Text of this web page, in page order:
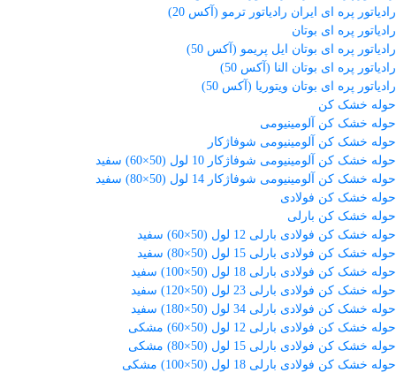
رادیاتور پره ای ایران رادیاتور ترمو (آکس 20)
رادیاتور پره ای بوتان
رادیاتور پره ای بوتان ایل پریمو (آکس 50)
رادیاتور پره ای بوتان النا (آکس 50)
رادیاتور پره ای بوتان ویتوریا (آکس 50)
حوله خشک کن
حوله خشک کن آلومینیومی
حوله خشک کن آلومینیومی شوفاژکار
حوله خشک کن آلومینیومی شوفاژکار 10 لول (50×60) سفید
حوله خشک کن آلومینیومی شوفاژکار 14 لول (50×80) سفید
حوله خشک کن فولادی
حوله خشک کن بارلی
حوله خشک کن فولادی بارلی 12 لول (50×60) سفید
حوله خشک کن فولادی بارلی 15 لول (50×80) سفید
حوله خشک کن فولادی بارلی 18 لول (50×100) سفید
حوله خشک کن فولادی بارلی 23 لول (50×120) سفید
حوله خشک کن فولادی بارلی 34 لول (50×180) سفید
حوله خشک کن فولادی بارلی 12 لول (50×60) مشکی
حوله خشک کن فولادی بارلی 15 لول (50×80) مشکی
حوله خشک کن فولادی بارلی 18 لول (50×100) مشکی